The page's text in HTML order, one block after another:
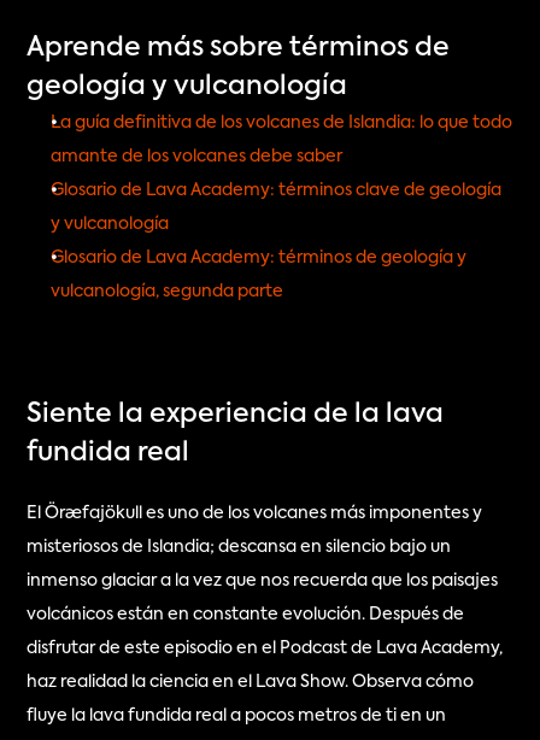
Aprende más sobre términos de
geología y vulcanología
La guía definitiva de los volcanes de Islandia: lo que todo
amante de los volcanes debe saber
Glosario de Lava Academy: términos clave de geología
y vulcanología
Glosario de Lava Academy: términos de geología y
vulcanología, segunda parte
Siente la experiencia de la lava
fundida real
El Öræfajökull es uno de los volcanes más imponentes y
misteriosos de Islandia; descansa en silencio bajo un
inmenso glaciar a la vez que nos recuerda que los paisajes
volcánicos están en constante evolución. Después de
disfrutar de este episodio en el Podcast de Lava Academy,
haz realidad la ciencia en el Lava Show. Observa cómo
fluye la lava fundida real a pocos metros de ti en un